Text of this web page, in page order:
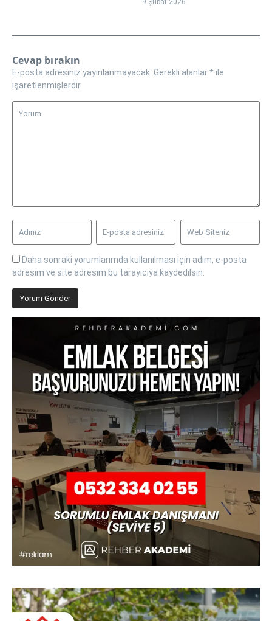
9 Şubat 2026
Cevap bırakın
E-posta adresiniz yayınlanmayacak. Gerekli alanlar*ile
işaretlenmişlerdir
Daha sonraki yorumlarımda kullanılması için adım, e-posta
adresim ve site adresim bu tarayıcıya kaydedilsin.